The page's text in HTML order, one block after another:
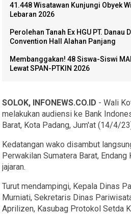
41.448 Wisatawan Kunjungi Obyek
Lebaran 2026
Perolehan Tanah Ex HGU PT. Danau
Convention Hall Alahan Panjang
Membanggakan! 48 Siswa-Siswi
Lewat SPAN-PTKIN 2026
SOLOK, INFONEWS.CO.ID - Wali
melakukan audiensi ke Bank
Barat, Kota Padang, Jum'at (14/4/
Kedatangan wako disambut
Perwakilan Sumatera Barat,
jajaran.
Turut mendampingi, Kepala Dinas
Murniati, Sekretaris Dinas
Aprilizen, Kasubag Protokol Setda